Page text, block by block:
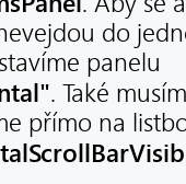
do
panelu
. Také
přímo na